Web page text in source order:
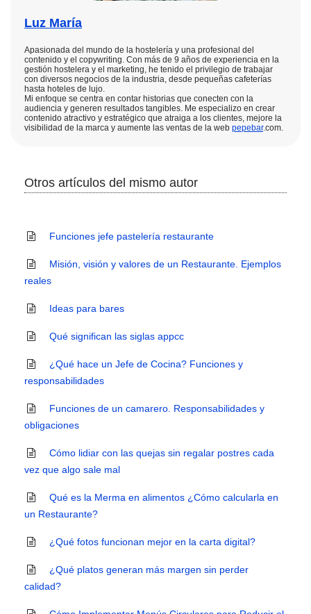
Luz María
Apasionada del mundo de la hostelería y una profesional del
contenido y el copywriting. Con más de 9 años de experiencia en la
gestión hostelera y el marketing, he tenido el privilegio de trabajar
con diversos negocios de la industria, desde pequeñas cafeterías
hasta hoteles de lujo.
Mi enfoque se centra en contar historias que conecten con la
audiencia y generen resultados tangibles. Me especializo en crear
contenido atractivo y estratégico que atraiga a los clientes, mejore la
visibilidad de la marca y aumente las ventas de la web pepebar.com.
Otros artículos del mismo autor
Funciones jefe pastelería restaurante
Misión, visión y valores de un Restaurante. Ejemplos
reales
Ideas para bares
Qué significan las siglas appcc
¿Qué hace un Jefe de Cocina? Funciones y
responsabilidades
Funciones de un camarero. Responsabilidades y
obligaciones
Cómo lidiar con las quejas sin regalar postres cada
vez que algo sale mal
Qué es la Merma en alimentos ¿Cómo calcularla en
un Restaurante?
¿Qué fotos funcionan mejor en la carta digital?
¿Qué platos generan más margen sin perder
calidad?